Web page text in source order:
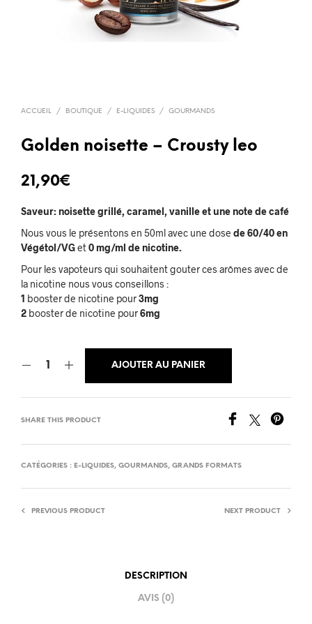
ACCUEIL / BOUTIQUE / E-LIQUIDES / GOURMANDS
Golden noisette – Crousty leo
21,90€
Saveur: noisette grillé, caramel, vanille et une note de café
Nous vous le présentons en 50ml avec une dose de 60/40 en
Végétol/VGet0 mg/ml de nicotine.
Pour les vapoteurs qui souhaitent gouter ces arômes avec de
la nicotine nous vous conseillons :
1 booster de nicotine pour3mg
2 booster de nicotine pour6mg
AJOUTER AU PANIER
SHARE THIS PRODUCT
CATÉGORIES : E-LIQUIDES, GOURMANDS, GRANDS FORMATS
PREVIOUS PRODUCT NEXT PRODUCT
DESCRIPTION
AVIS (0)